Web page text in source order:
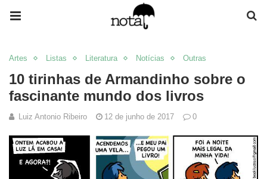
Artes Listas Literatura Notícias Outras
10 tirinhas de Armandinho sobre o
fascinante mundo dos livros
Luiz Antonio Ribeiro 12 de junho de 2017 0